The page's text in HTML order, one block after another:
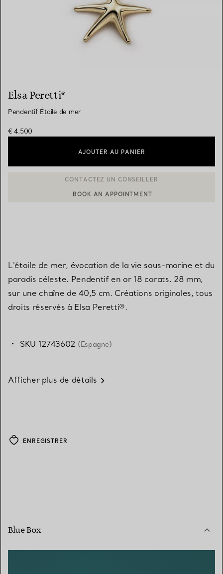
Elsa Peretti®
Pendentif Étoile de mer
€ 4.500
AJOUTER AU PANIER
CONTACTER UN CONSEILLER CLIENT OU PRENDRE RENDEZ-
L'étoile de mer, évocation de la vie sous-marine et du
paradis céleste. Pendentif en or 18 carats. 28 mm,
sur une chaîne de 40,5 cm. Créations originales, tous
droits réservés à Elsa Peretti®.
SKU 12743602 (Espagne)
Afficher plus de détails
ENREGISTRER
Blue Box